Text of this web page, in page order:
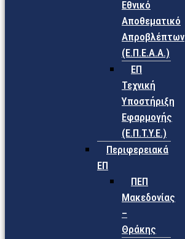
Εθνικό
Αποθεματικό
Απροβλέπτων
(Ε.Π.Ε.Α.Α.)
ΕΠ
Τεχνική
Υποστήριξη
Εφαρμογής
(Ε.Π.Τ.Υ.Ε.)
Περιφερειακά
ΕΠ
ΠΕΠ
Μακεδονίας
–
Θράκης